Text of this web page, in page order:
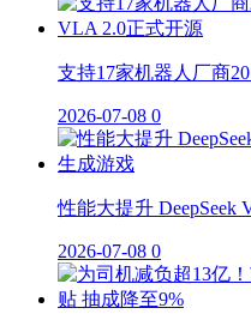
支持17家机器人厂商
2026-07-08 0
性能大提升 DeepSeek
2026-07-08 0